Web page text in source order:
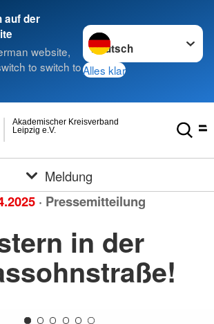
auf der
website,
to switch to
Sprache wechseln zu
Alles klar
Leipzig e.V.
Akademischer Kreisverband
Meldung
· Pressemitteilung
in der